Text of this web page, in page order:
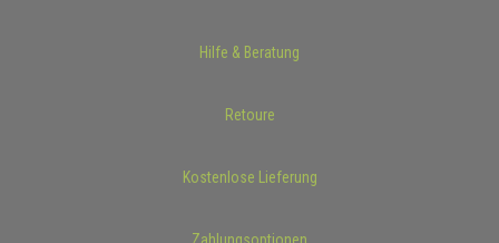
Hilfe & Beratung
Retoure
Kostenlose Lieferung
Zahlungsoptionen